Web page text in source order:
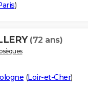
)
(72 ans)
(Loir-et-Cher)